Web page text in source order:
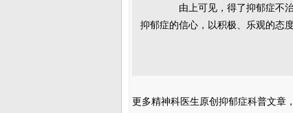
由上可见，得了抑郁症不治
抑郁症的信心，以积极、乐观的态
更多精神科医生原创抑郁症科普文章